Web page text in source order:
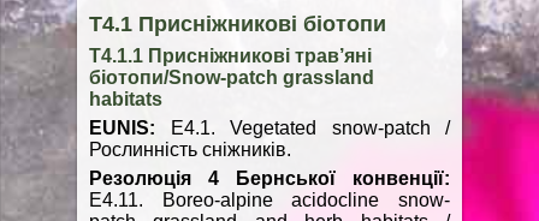
Т4.1 Присніжникові біотопи
Т4.1.1 Присніжникові трав’яні
біотопи/Snow-patch grassland
habitats
EUNIS: E4.1. Vegetated snow-patch /
Рослинність сніжників.
Резолюція 4 Бернської конвенції:
E4.11. Boreo-alpine acidocline snow-